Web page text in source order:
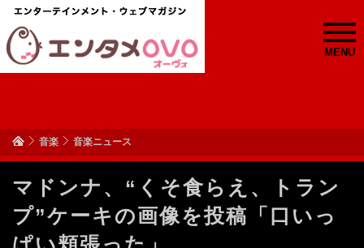
MENU
音楽 音楽ニュース
マドンナ、“くそ食らえ、トラン
プ”ケーキの画像を投稿「口いっ